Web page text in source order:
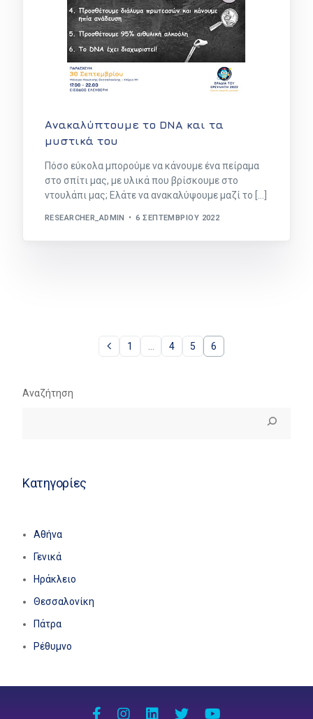
Ανακαλύπτουμε το DNA και τα
μυστικά του
Πόσο εύκολα μπορούμε να κάνουμε ένα πείραμα
στο σπίτι μας, με υλικά που βρίσκουμε στο
ντουλάπι μας; Ελάτε να ανακαλύψουμε μαζί το […]
RESEARCHER_ADMIN 6 ΣΕΠΤΕΜΒΡΊΟΥ 2022
1 4 5 6
Αναζήτηση
Κατηγορίες
Αθήνα
Γενικά
Ηράκλειο
Θεσσαλονίκη
Πάτρα
Ρέθυμνο